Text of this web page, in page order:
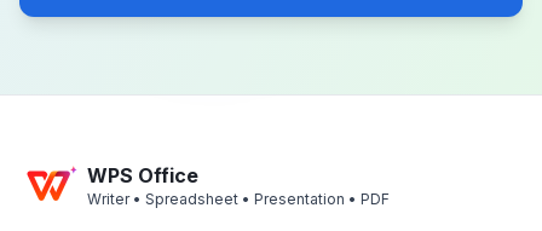
WPS Office
Writer • Spreadsheet • Presentation • PDF